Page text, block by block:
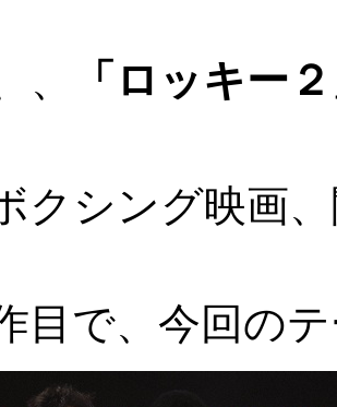
、 「ロッキー
クシング映画
目で、今回の